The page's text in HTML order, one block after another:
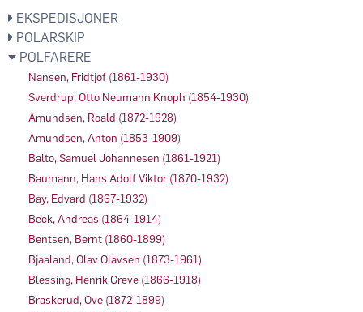
EKSPEDISJONER
POLARSKIP
POLFARERE
Nansen, Fridtjof (1861-1930)
Sverdrup, Otto Neumann Knoph (1854-1930)
Amundsen, Roald (1872-1928)
Amundsen, Anton (1853-1909)
Balto, Samuel Johannesen (1861-1921)
Baumann, Hans Adolf Viktor (1870-1932)
Bay, Edvard (1867-1932)
Beck, Andreas (1864-1914)
Bentsen, Bernt (1860-1899)
Bjaaland, Olav Olavsen (1873-1961)
Blessing, Henrik Greve (1866-1918)
Braskerud, Ove (1872-1899)